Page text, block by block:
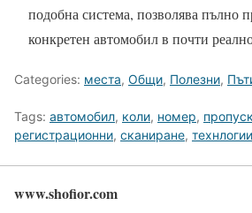
подобна система, позволява пълно
конкретен автомобил в почти
Categories: места, Общи, Полезни,
Tags: автомобил, коли, номер,
регистрационни, сканиране, технлогии
www.shofior.com